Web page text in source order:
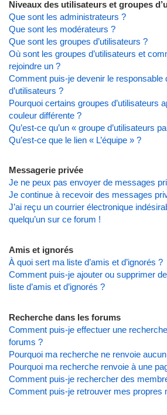
Niveaux des utilisateurs et groupes
Que sont les administrateurs ?
Que sont les modérateurs ?
Que sont les groupes d’utilisateurs ?
Où sont les groupes d’utilisateurs et
rejoindre un ?
Comment puis-je devenir le responsable
d’utilisateurs ?
Pourquoi certains groupes d’utilisateurs
couleur différente ?
Qu’est-ce qu’un « groupe d’utilisateurs
Qu’est-ce que le lien « L’équipe » ?
Messagerie privée
Je ne peux pas envoyer de messages
Je continue à recevoir des messages
J’ai reçu un courrier électronique
quelqu’un sur ce forum !
Amis et ignorés
À quoi sert ma liste d’amis et d’ignorés ?
Comment puis-je ajouter ou supprimer
liste d’amis et d’ignorés ?
Recherche dans les forums
Comment puis-je effectuer une
forums ?
Pourquoi ma recherche ne renvoie
Pourquoi ma recherche renvoie à une
Comment puis-je rechercher des
Comment puis-je retrouver mes propres